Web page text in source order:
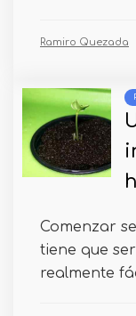
Ramiro Quezada
Comenzar
tiene que
realmente